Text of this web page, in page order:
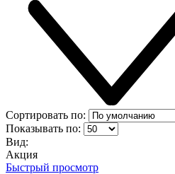
Сортировать по:
Показывать по:
Вид:
Акция
Быстрый просмотр